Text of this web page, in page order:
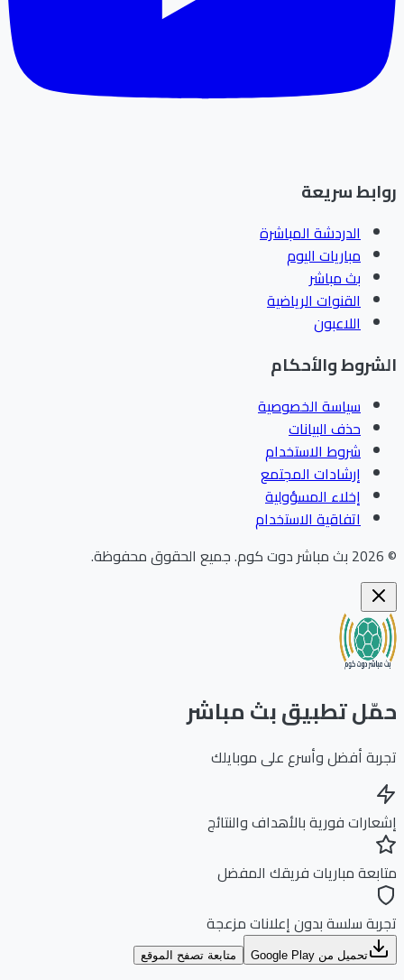
سريعة
الدردشة المباشرة
مباريات اليوم
بث مباشر
القنوات الرياضية
اللاعبون
والأحكام
سياسة الخصوصية
حذف البيانات
شروط الاستخدام
إرشادات المجتمع
إخلاء المسؤولية
اتفاقية الاستخدام
بث مباشر دوت كوم.جميع الحقوق محفوظة.
تطبيق بث مباشر
أفضل وأسرع على موبايلك
فورية بالأهداف والنتائج
مباريات فريقك المفضل
سلسة بدون إعلانات مزعجة
تحميل من Google Play متابعة تصفح الموقع